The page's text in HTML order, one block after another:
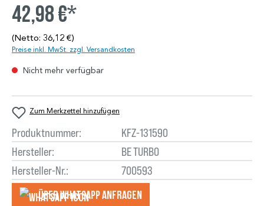
42,98 €*
(Netto: 36,12 €)
Preise inkl. MwSt. zzgl. Versandkosten
Nicht mehr verfügbar
Zum Merkzettel hinzufügen
Produktnummer:
KFZ-131590
Hersteller:
BE TURBO
Hersteller-Nr.:
700593
Über WhatsApp anfragеn